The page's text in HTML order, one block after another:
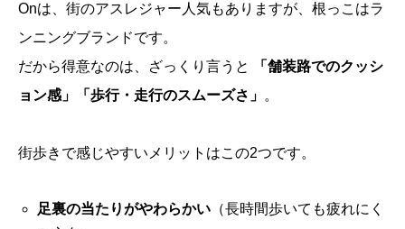
Onは、街のアスレジャー人気もありますが、根っこはラ
ンニングブランドです。
だから得意なのは、ざっくり言うと
「舗装路でのクッシ
ョン感」「歩行・走行のスムーズさ」 。
街歩きで感じやすいメリットはこの2つです。
足裏の当たりがやわらかい（長時間歩いても疲れにく